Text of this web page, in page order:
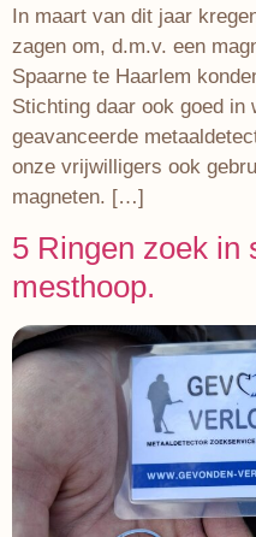
In maart van dit jaar
zagen om, d.m.v. een
Spaarne te Haarlem
Stichting daar ook goed in
geavanceerde
onze vrijwilligers ook
magneten. […]
5 Ringen zoek in
mesthoop.